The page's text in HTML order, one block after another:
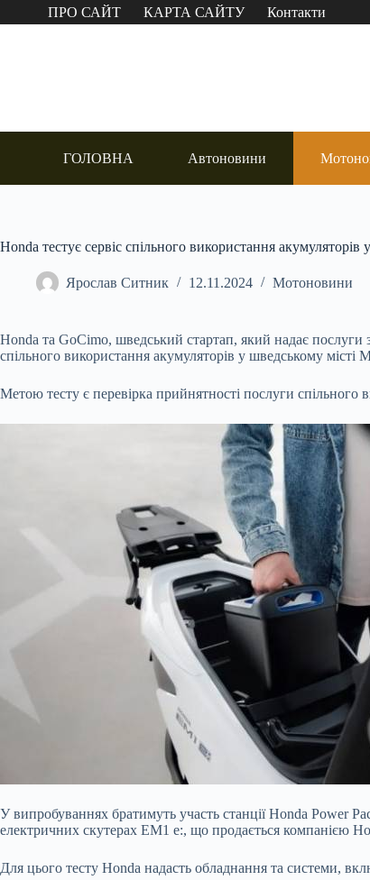
Перейти
до
ПРО САЙТ КАРТА САЙТУ Контакти
ГОЛОВНА Автоновини
Honda тестує сервіс спільного використання акумуляторів
Ярослав Ситник 12.11.2024 Мотоновини
Honda та GoCimo, шведський стартап, який надає послуги
спільного використання акумуляторів у шведському
Метою тесту є перевірка прийнятності послуги спільного
У випробуваннях братимуть участь станції Honda Power
електричних скутерах EM1 e:, що продається компанією
Для цього тесту Honda надасть обладнання та системи,